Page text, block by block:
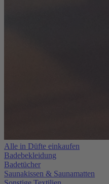
Alle in Düfte einkaufen
Badebekleidung
Badetücher
Saunakissen & Saunamatten